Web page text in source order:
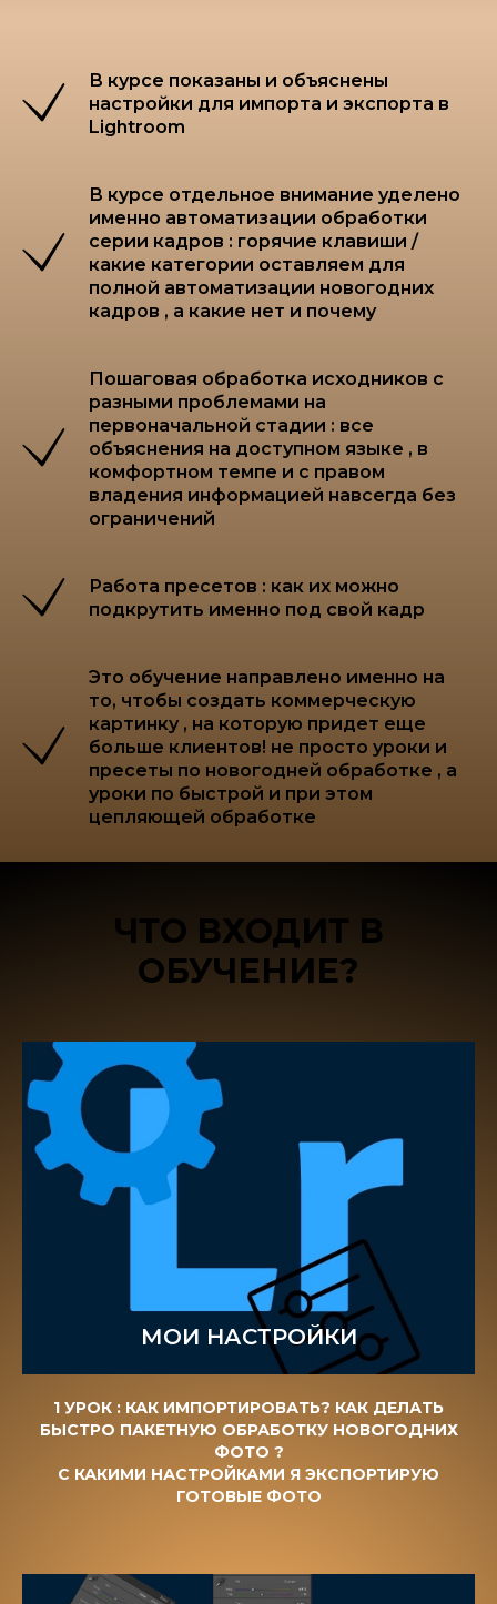
В курсе показаны и объяснены
настройки для импорта и экспорта в
Lightroom
В курсе отдельное внимание уделено
именно автоматизации обработки
серии кадров : горячие клавиши /
какие категории оставляем для
полной автоматизации новогодних
кадров , а какие нет и почему
Пошаговая обработка исходников с
разными проблемами на
первоначальной стадии : все
объяснения на доступном языке , в
комфортном темпе и с правом
владения информацией навсегда без
ограничений
Работа пресетов : как их можно
подкрутить именно под свой кадр
Это обучение направлено именно на
то, чтобы создать коммерческую
картинку , на которую придет еще
больше клиентов! не просто уроки и
пресеты по новогодней обработке , а
уроки по быстрой и при этом
цепляющей обработке
ЧТО ВХОДИТ В
ОБУЧЕНИЕ?
МОИ НАСТРОЙКИ
1 УРОК : КАК ИМПОРТИРОВАТЬ? КАК ДЕЛАТЬ
БЫСТРО ПАКЕТНУЮ ОБРАБОТКУ НОВОГОДНИХ
ФОТО ?
С КАКИМИ НАСТРОЙКАМИ Я ЭКСПОРТИРУЮ
ГОТОВЫЕ ФОТО